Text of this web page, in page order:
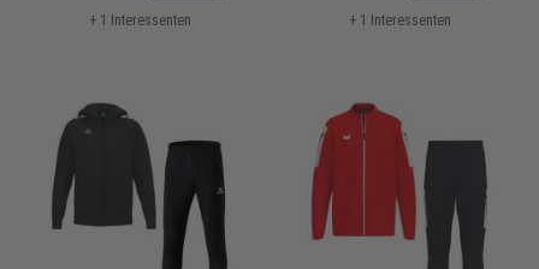
+ 1 Interessenten + 1 Interessenten